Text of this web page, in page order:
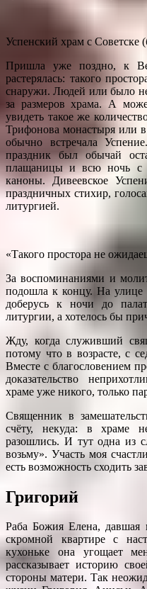
Успенский храм с
Пришла уже поздно, к
растерялась: такого
снаружи. Людей или было
за размеров храма. А
увидеть такое же
Трифонова монастыря или
обычно встречала
праздник был обычай
плащаницы и всю ночь с
каноны. Дивеевское
праздничных стихир,
литургией.
«Такого простора не
За воспоминаниями и
подошла к концу. На улице
доберусь к ночи до
литургии, а хотелось бы
Жду, когда служивший
потому что в возрасте, с
Вместе с благословением
доказательство
храме уже никого, только
Священник в
счёту, некуда: в храме
разошлись. И тут одна из
возьму». Участь моя
есть возможность сходить
Григорий
Раба Божия Елена, давшая
скромной квартире с
кухоньке она угощает
рассказывает историю
стороны матери. Так